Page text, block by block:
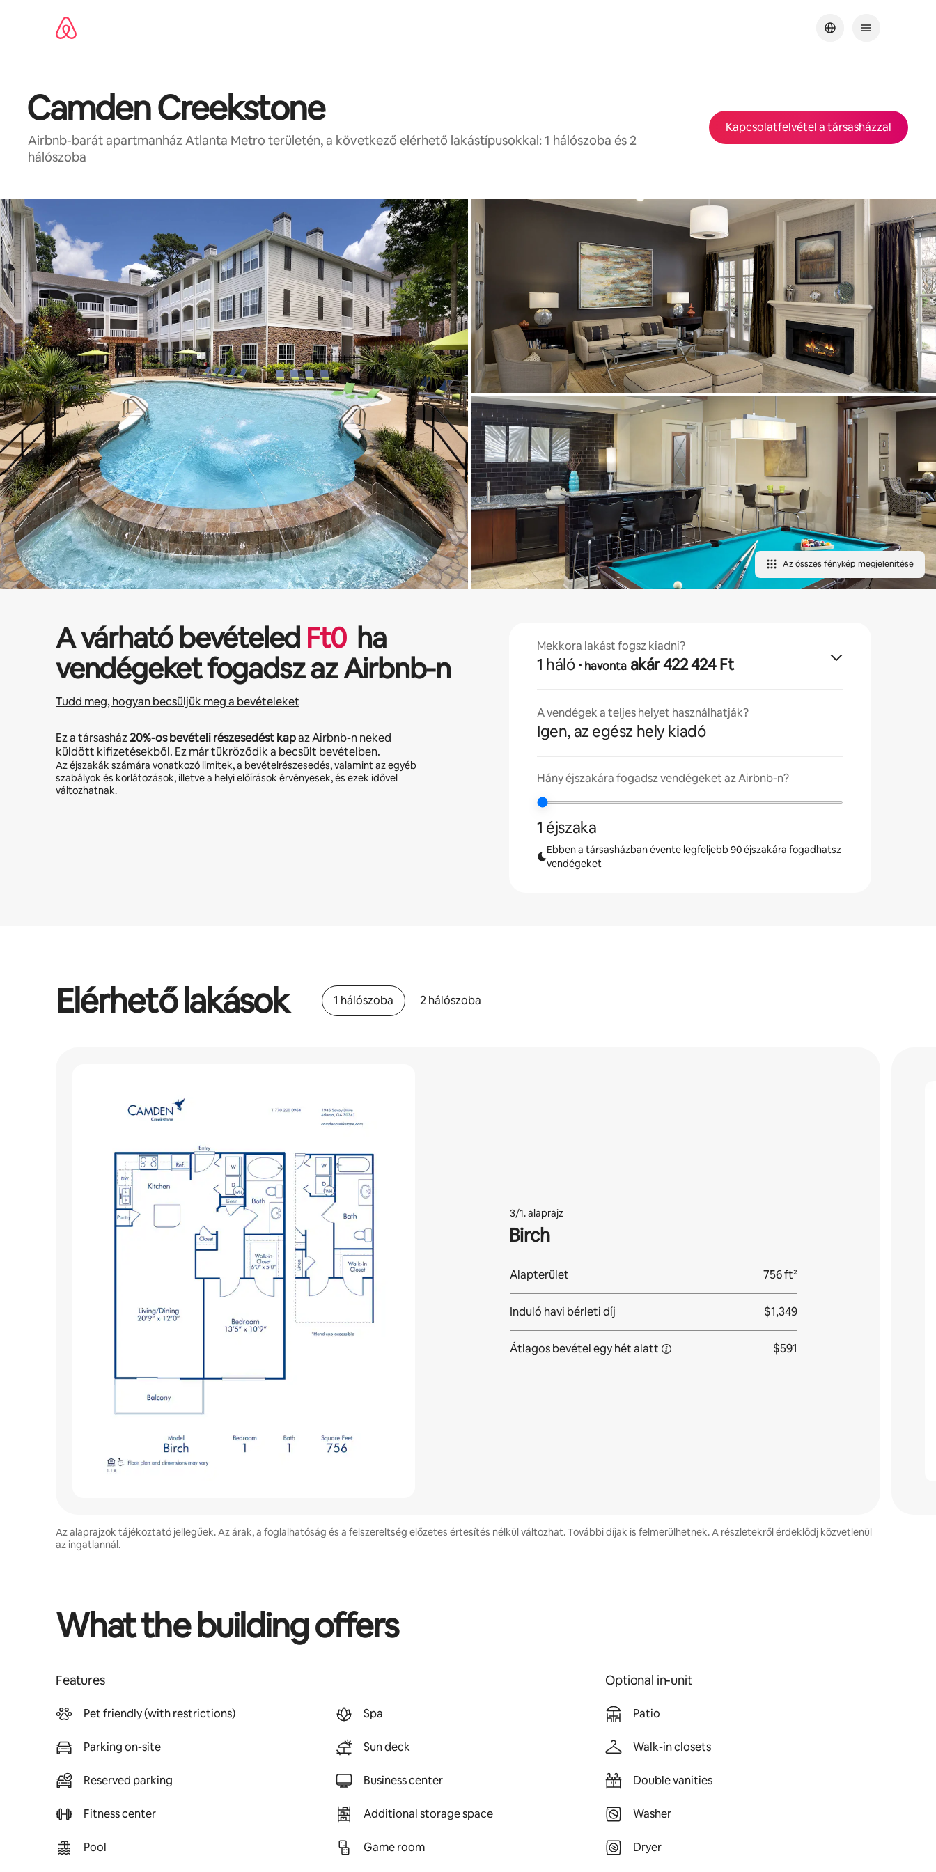
Camden Creekstone
Airbnb-barát apartmanház Atlanta Metro területén, a következő elérhető lakástípusokkal: 1 hálószoba és 2
hálószoba
Kapcsolatfelvétel a társasházzal
Az összes fénykép megjelenítése
A várható bevételed Ft0 ha
vendégeket fogadsz az Airbnb-n
Tudd meg, hogyan becsüljük meg a bevételeket
Ez a társasház20%-os bevételi részesedést kapaz Airbnb-n neked
küldött kifizetésekből. Ez már tükröződik a becsült bevételben.
Az éjszakák számára vonatkozó limitek, a bevételrészesedés, valamint az egyéb
szabályok és korlátozások, illetve a helyi előírások érvényesek, és ezek idővel
változhatnak.
Mekkora lakást fogsz kiadni?
1 háló· havonta akár 422 424 Ft
A vendégek a teljes helyet használhatják?
Igen, az egész hely kiadó
Hány éjszakára fogadsz vendégeket az Airbnb-n?
1 éjszaka
Ebben a társasházban évente legfeljebb 90 éjszakára fogadhatsz
vendégeket
Elérhető lakások 1 hálószoba 2 hálószoba
3/1. alaprajz
Birch
Alapterület 756 ft²
Induló havi bérleti díj $1,349
Átlagos bevétel egy hétalatt $591
Az alaprajzok tájékoztató jellegűek. Az árak, a foglalhatóság és a felszereltség előzetes értesítés nélkül változhat. További díjak is felmerülhetnek. A részletekről érdeklődj közvetlenül
az ingatlannál.
What the building offers
Features
Pet friendly (with restrictions)
Parking on-site
Reserved parking
Fitness center
Pool
Spa
Sun deck
Business center
Additional storage space
Game room
Optional in-unit
Patio
Walk-in closets
Double vanities
Washer
Dryer